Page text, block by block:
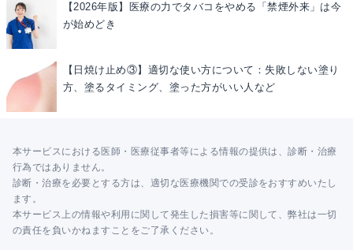
【2026年版】医療の力でタバコをやめる「禁煙外来」は今
が始めどき
【日焼け止め③】適切な使い方について：失敗しない塗り
方、塗るタイミング、塗った方がいい人など
本サービスにおける医師・医療従事者等による情報の提供は、診断・治療
行為ではありません。
診断・治療を必要とする方は、適切な医療機関での受診をおすすめいたし
ます。
本サービス上の情報や利用に関して発生した損害等に関して、弊社は一切
の責任を負いかねますことをご了承ください。